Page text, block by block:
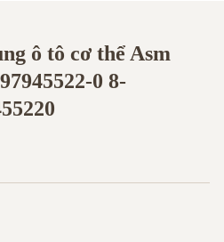
ô tô cơ thể Asm
0 8-